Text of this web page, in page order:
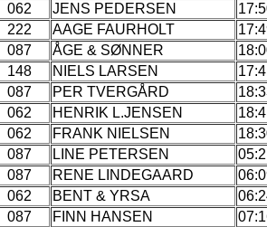
062 JENS PEDERSEN
222 AAGE FAURHOLT
087 ÅGE & SØNNER
148 NIELS LARSEN
087 PER TVERGÅRD
062 HENRIK L.JENSEN
062 FRANK NIELSEN
087 LINE PETERSEN
087 RENE LINDEGAARD
062 BENT & YRSA
087 FINN HANSEN